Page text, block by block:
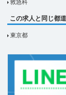
この求人と同じ都
東京都